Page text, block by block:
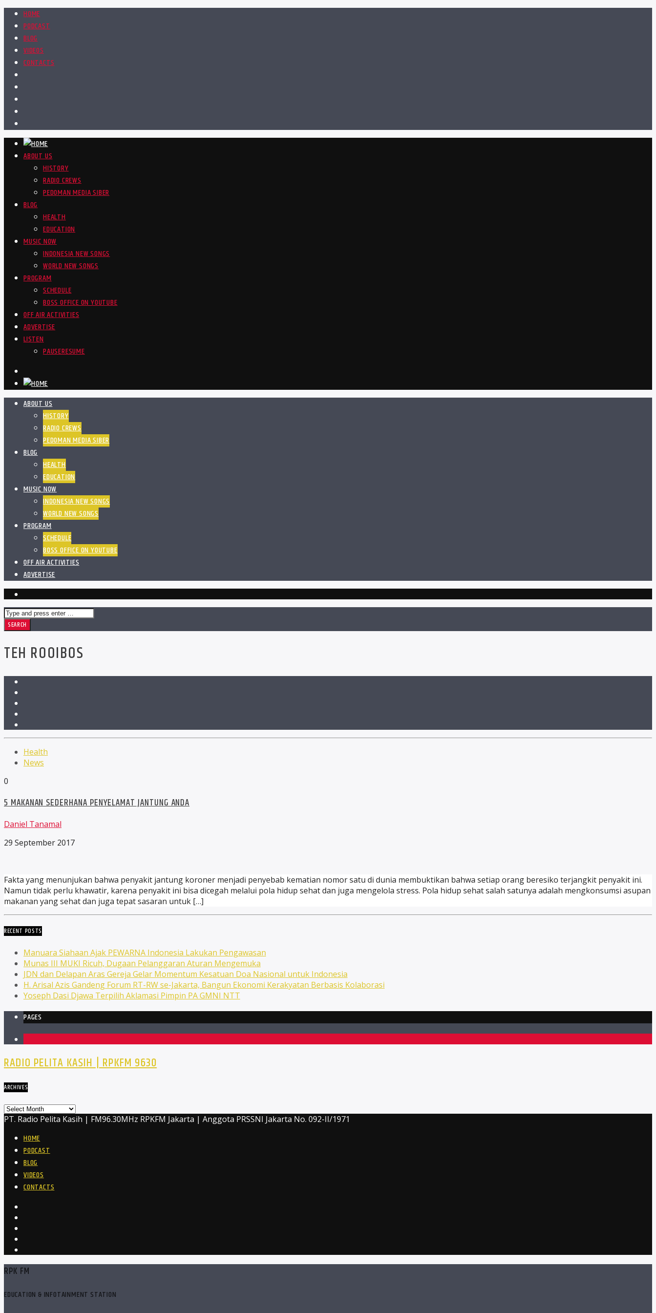
HOME
PODCAST
BLOG
VIDEOS
CONTACTS
ABOUT US
HISTORY
RADIO CREWS
PEDOMAN MEDIA SIBER
BLOG
HEALTH
EDUCATION
MUSIC NOW
INDONESIA NEW SONGS
WORLD NEW SONGS
PROGRAM
SCHEDULE
BOSS OFFICE ON YOUTUBE
OFF AIR ACTIVITIES
ADVERTISE
LISTEN
PAUSERESUME
ABOUT US
HISTORY
RADIO CREWS
PEDOMAN MEDIA SIBER
BLOG
HEALTH
EDUCATION
MUSIC NOW
INDONESIA NEW SONGS
WORLD NEW SONGS
PROGRAM
SCHEDULE
BOSS OFFICE ON YOUTUBE
OFF AIR ACTIVITIES
ADVERTISE
TEH ROOIBOS
Health
News
0
5 MAKANAN SEDERHANA PENYELAMAT JANTUNG ANDA
Daniel Tanamal
29 September 2017
Fakta yang menunjukan bahwa penyakit jantung koroner menjadi penyebab kematian nomor satu di dunia membuktikan bahwa setiap orang beresiko terjangkit penyakit ini.
Namun tidak perlu khawatir, karena penyakit ini bisa dicegah melalui pola hidup sehat dan juga mengelola stress. Pola hidup sehat salah satunya adalah mengkonsumsi asupan
makanan yang sehat dan juga tepat sasaran untuk […]
RECENT POSTS
Manuara Siahaan Ajak PEWARNA Indonesia Lakukan Pengawasan
Munas III MUKI Ricuh, Dugaan Pelanggaran Aturan Mengemuka
JDN dan Delapan Aras Gereja Gelar Momentum Kesatuan Doa Nasional untuk Indonesia
H. Arisal Azis Gandeng Forum RT-RW se-Jakarta, Bangun Ekonomi Kerakyatan Berbasis Kolaborasi
Yoseph Dasi Djawa Terpilih Aklamasi Pimpin PA GMNI NTT
PAGES
RADIO PELITA KASIH | RPKFM 9630
ARCHIVES
Archives
PT. Radio Pelita Kasih | FM96.30MHz RPKFM Jakarta | Anggota PRSSNI Jakarta No. 092-II/1971
HOME
PODCAST
BLOG
VIDEOS
CONTACTS
RPK FM
EDUCATION & INFOTAINMENT STATION